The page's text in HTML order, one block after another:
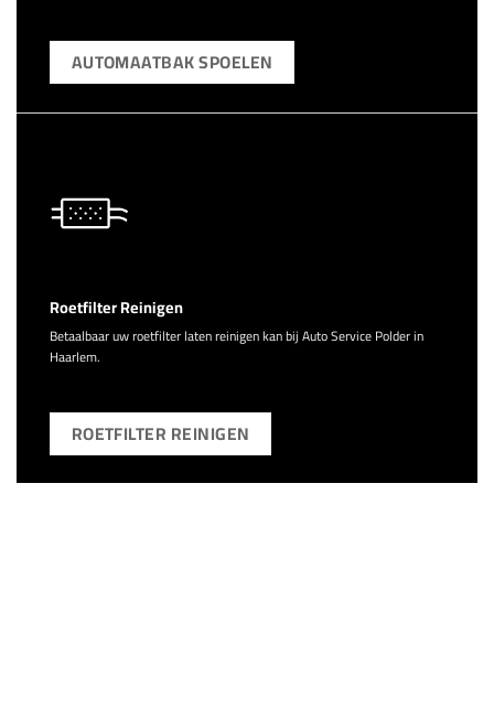
AUTOMAATBAK SPOELEN
Roetfilter Reinigen
Betaalbaar uw roetfilter laten reinigen kan bij Auto Service Polder in
Haarlem.
ROETFILTER REINIGEN